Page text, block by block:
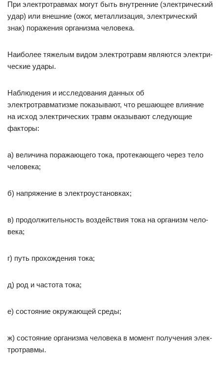
При электротравмах могут быть внутренние (электрический
удар) или внешние (ожог, металлизация, электрический
знак) поражения организма человека.
Наиболее тяжелым видом электротравм являются электри­
ческие удары.
Наблюдения и исследования данных об
электротравматизме показывают, что решающее влияние
на исход электрических травм оказывают следующие
факторы:
а) величина поражающего тока, протекающего через тело
человека;
б) напряжение в электроустановках;
в) продолжительность воздействия тока на организм чело­
века;
г) путь прохождения тока;
д) род и частота тока;
е) состояние окружающей среды;
ж) состояние организма человека в момент получения элек­
тротравмы.